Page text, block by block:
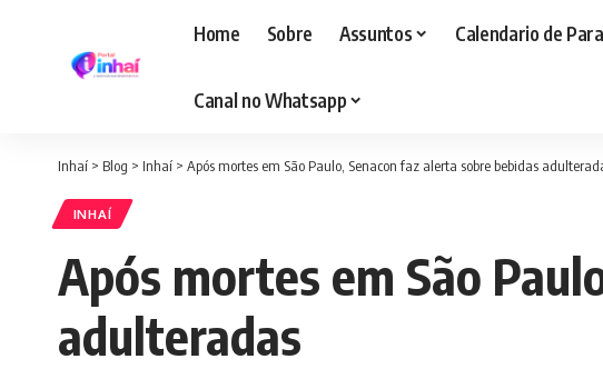
Home Sobre Assuntos Calendario de
Canal no Whatsapp
Inhaí > Blog > Inhaí > Após mortes em São Paulo, Senacon faz alerta sobre bebidas
INHAÍ
Após mortes em São
adulteradas